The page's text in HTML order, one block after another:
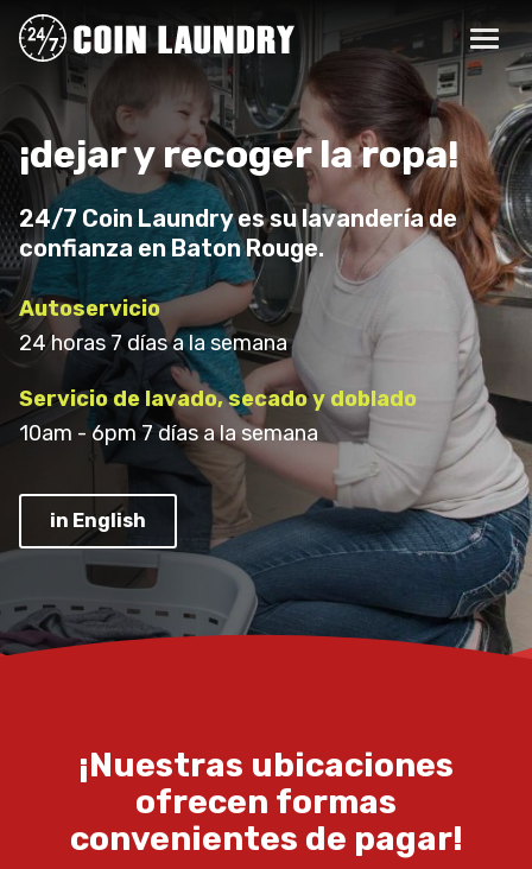
¡dejar y recoger la ropa!
24/7 Coin Laundry es su lavandería de
confianza en Baton Rouge.
Autoservicio
24 horas 7 días a la semana
Servicio de lavado, secado y doblado
10am - 6pm 7 días a la semana
in English
¡Nuestras ubicaciones
ofrecen formas
convenientes de pagar!